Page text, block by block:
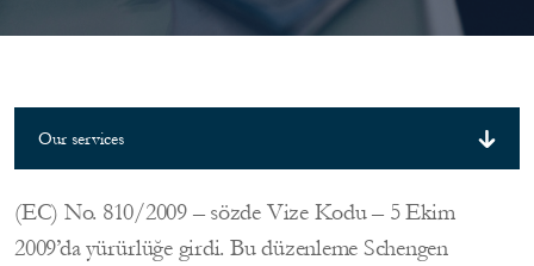
Our services
(EC) No. 810/2009 – sözde Vize Kodu – 5 Ekim
2009’da yürürlüğe girdi. Bu düzenleme Schengen